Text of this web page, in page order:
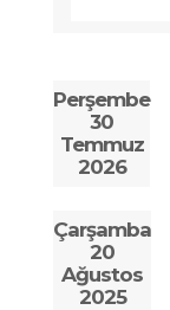
Perşembe
30
Temmuz
2026
Çarşamba
20
Ağustos
2025